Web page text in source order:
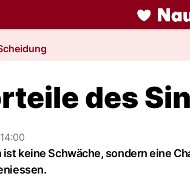
liebe.NAU.ch
des
ist keine Schwäche, sondern eine